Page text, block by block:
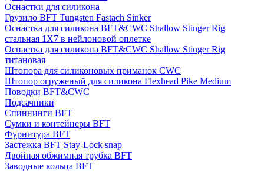
Оснастки для силикона
Грузило BFT Tungsten Fastach Sinker
Оснастка для силикона BFT&CWC Shallow Stinger Rig
стальная 1X7 в нейлоновой оплетке
Оснастка для силикона BFT&CWC Shallow Stinger Rig
титановая
Штопора для силиконовых приманок CWC
Штопор огруженый для силикона Flexhead Pike Medium
Поводки BFT&CWC
Подсачники
Спиннинги BFT
Сумки и контейнеры BFT
Фурнитура BFT
Застежка BFT Stay-Lock snap
Двойная обжимная трубка BFT
Заводные кольца BFT